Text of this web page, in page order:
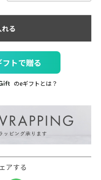
る
トで贈る
のeギフトとは？
アする